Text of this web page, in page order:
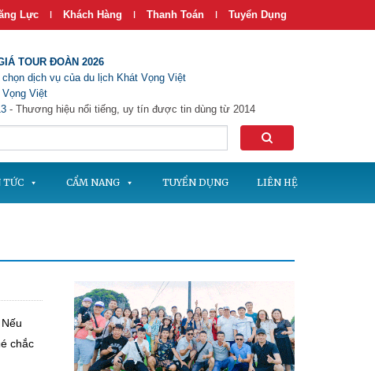
Lực | Khách Hàng | Thanh Toán | Tuyển Dụng
TOUR ĐOÀN 2026
dịch vụ của du lịch Khát Vọng Việt
Việt
- Thương hiệu nổi tiếng, uy tín được tin dùng từ 2014
CẨM NANG TUYỂN DỤNG LIÊN HỆ
chắc